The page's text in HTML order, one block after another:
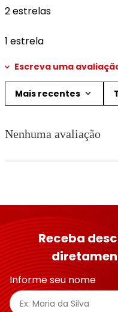
2 estrelas
1 estrela
Escreva uma
Título
★★★★★
Seu nome
Endereço de email
Mais recentes
Nenhuma avaliação
Receba
Informe seu nome